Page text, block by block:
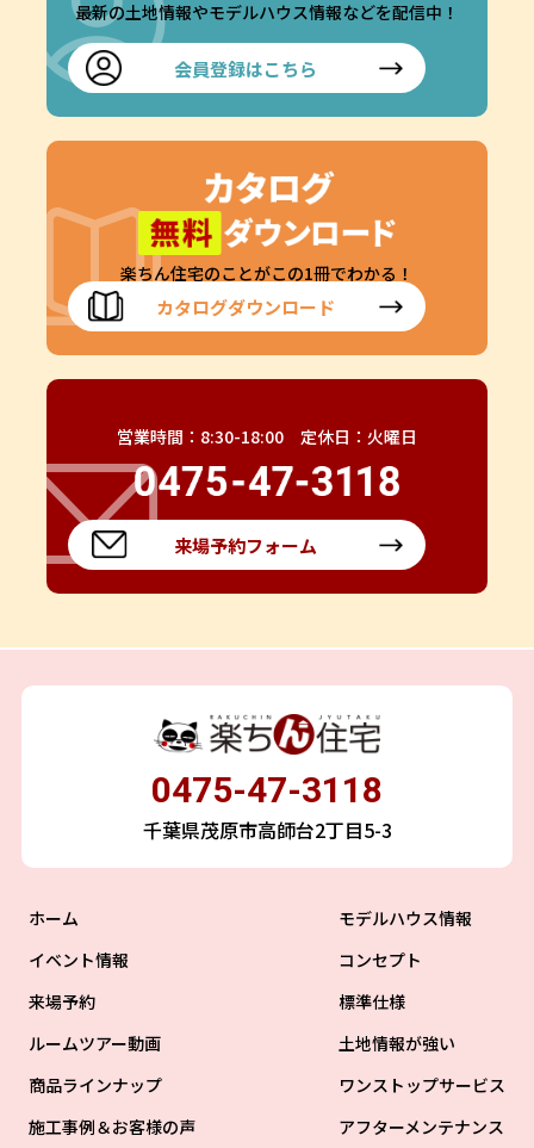
最新の土地情報やモデルハウス情報などを配信中！
会員登録はこちら
楽ちん住宅のことがこの1冊でわかる！
カタログダウンロード
営業時間：8:30-18:00 定休日：火曜日
来場予約フォーム
0475-47-3118
千葉県茂原市高師台2丁目5-3
ホーム
イベント情報
来場予約
ルームツアー動画
商品ラインナップ
施工事例＆お客様の声
モデルハウス情報
コンセプト
標準仕様
土地情報が強い
ワンストップサービス
アフターメンテナンス